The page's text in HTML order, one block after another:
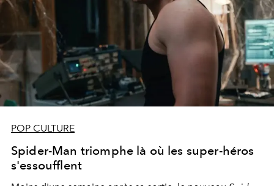
POP CULTURE
Spider-Man triomphe là où les super-héros
s'essoufflent